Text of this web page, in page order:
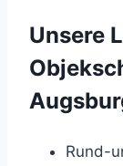
Unsere
Rund-